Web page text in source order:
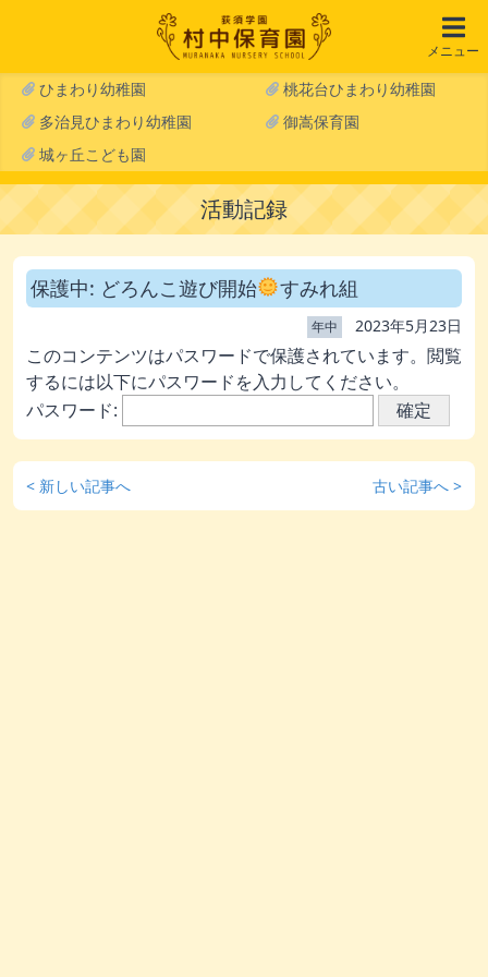
メニュー
ひまわり幼稚園
桃花台ひまわり幼稚園
多治見ひまわり幼稚園
御嵩保育園
城ヶ丘こども園
活動記録
保護中: どろんこ遊び開始 すみれ組
年中 2023年5月23日
このコンテンツはパスワードで保護されています。閲覧
するには以下にパスワードを入力してください。
パスワード:
< 新しい記事へ 古い記事へ >